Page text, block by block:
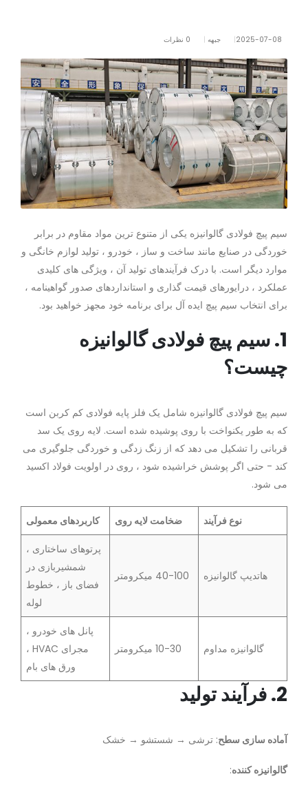
2025-07-08 جبهه 0 نظرات
سیم پیچ فولادی گالوانیزه یکی از متنوع ترین مواد مقاوم در برابر
خوردگی در صنایع مانند ساخت و ساز ، خودرو ، تولید لوازم خانگی و
موارد دیگر است. با درک فرآیندهای تولید آن ، ویژگی های کلیدی
عملکرد ، درایورهای قیمت گذاری و استانداردهای صدور گواهینامه ،
برای انتخاب سیم پیچ ایده آل برای برنامه خود مجهز خواهید بود.
1. سیم پیچ فولادی گالوانیزه
چیست؟
سیم پیچ فولادی گالوانیزه شامل یک فلز پایه فولادی کم کربن است
که به طور یکنواخت با روی پوشیده شده است. لایه روی یک سد
قربانی را تشکیل می دهد که از زنگ زدگی و خوردگی جلوگیری می
کند - حتی اگر پوشش خراشیده شود ، روی در اولویت فولاد اکسید
می شود.
نوع فرآیند ضخامت لایه روی کاربردهای معمولی
هاتدیپ گالوانیزه 40-100 میکرومتر
پرتوهای ساختاری ،
شمشیربازی در
فضای باز ، خطوط
لوله
گالوانیزه مداوم 10-30 میکرومتر
پانل های خودرو ،
مجرای HVAC ،
ورق های بام
2. فرآیند تولید
آماده سازی سطح: ترشی → شستشو → خشک
گالوانیزه کننده: